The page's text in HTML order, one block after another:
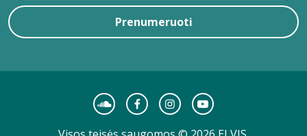
Prenumeruoti